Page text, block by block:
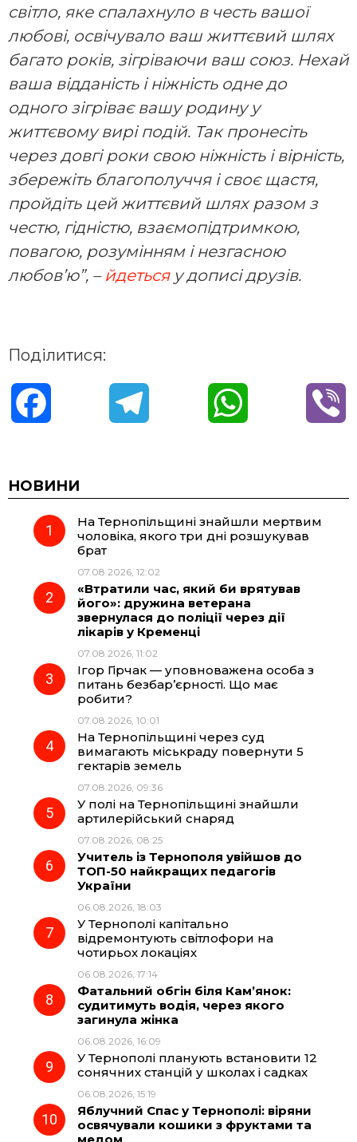
світло, яке спалахнуло в честь вашої
любові, освічувало ваш життєвий шлях
багато років, зігріваючи ваш союз. Нехай
ваша відданість і ніжність одне до
одного зігріває вашу родину у
життєвому вирі подій. Так пронесіть
через довгі роки свою ніжність і вірність,
збережіть благополуччя і своє щастя,
пройдіть цей життєвий шлях разом з
честю, гідністю, взаємопідтримкою,
повагою, розумінням і незгасною
любов’ю”, – йдетьсяу дописі друзів.
Поділитися:
c
e
o
k
e
r
m
t
A
p
НОВИНИ
На Тернопільщині знайшли мертвим
чоловіка, якого три дні розшукував
брат
07.08.2026, 12:02
«Втратили час, який би врятував
його»: дружина ветерана
звернулася до поліції через дії
лікарів у Кременці
07.08.2026, 11:02
Ігор Гірчак — уповноважена особа з
питань безбар’єрності. Що має
робити?
07.08.2026, 10:01
На Тернопільщині через суд
вимагають міськраду повернути 5
гектарів земель
07.08.2026, 09:36
У полі на Тернопільщині знайшли
артилерійський снаряд
07.08.2026, 08:25
Учитель із Тернополя увійшов до
ТОП-50 найкращих педагогів
України
06.08.2026, 18:03
У Тернополі капітально
відремонтують світлофори на
чотирьох локаціях
06.08.2026, 17:14
Фатальний обгін біля Кам’янок:
судитимуть водія, через якого
загинула жінка
06.08.2026, 16:09
У Тернополі планують встановити 12
сонячних станцій у школах і садках
06.08.2026, 15:19
Яблучний Спас у Тернополі: віряни
освячували кошики з фруктами та